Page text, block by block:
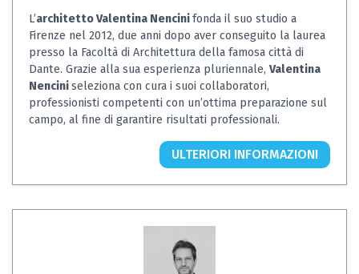
L’architetto Valentina Nencinifonda il suo studio a
Firenze nel 2012, due anni dopo aver conseguito la laurea
presso la Facoltà di Architettura della famosa città di
Dante. Grazie alla sua esperienza pluriennale, Valentina
Nenciniseleziona con cura i suoi collaboratori,
professionisti competenti con un’ottima preparazione sul
campo, al fine di garantire risultati professionali.
ULTERIORI INFORMAZIONI